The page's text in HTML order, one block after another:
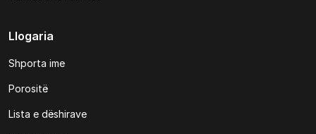
Llogaria
Shporta ime
Porositë
Lista e dëshirave